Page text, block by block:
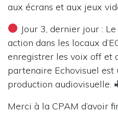
aux écrans et aux jeux
Jour 3, dernier jour :
action dans les locaux
enregistrer les voix off et
partenaire Echovisuel est
production audiovisuelle.
Merci à la CPAM d’avoir